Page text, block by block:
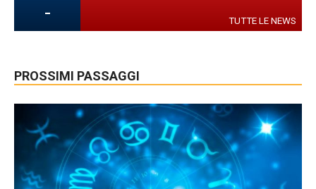
- TUTTE LE NEWS
PROSSIMI PASSAGGI